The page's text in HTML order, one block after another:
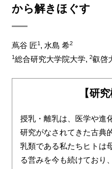
から解きほぐす
蔦谷 匠1 , 水島 希2
1 総合研究大学院大学, 2叡啓
【研
授乳・離乳は、医学や進
研究がなされてきた古典
乳類である私たちヒトは
る営みを今も続けており